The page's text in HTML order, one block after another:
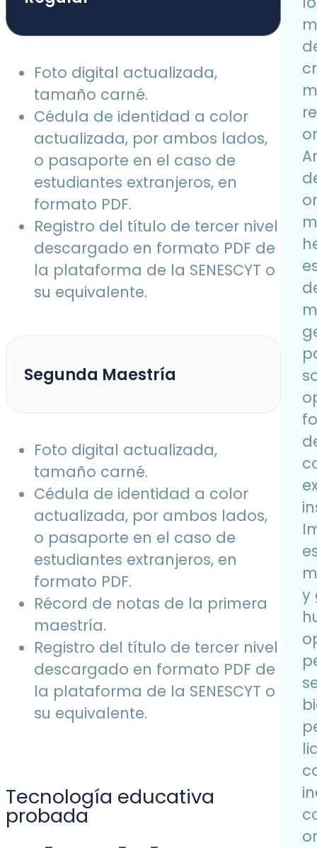
Foto digital actualizada,
tamaño carné.
Cédula de identidad a color
actualizada, por ambos lados,
o pasaporte en el caso de
estudiantes extranjeros, en
formato PDF.
Registro del título de tercer nivel
descargado en formato PDF de
la plataforma de la SENESCYT o
su equivalente.
Segunda Maestría
Foto digital actualizada,
tamaño carné.
Cédula de identidad a color
actualizada, por ambos lados,
o pasaporte en el caso de
estudiantes extranjeros, en
formato PDF.
Récord de notas de la primera
maestría.
Registro del título de tercer nivel
descargado en formato PDF de
la plataforma de la SENESCYT o
su equivalente.
Tecnología educativa
probada
y